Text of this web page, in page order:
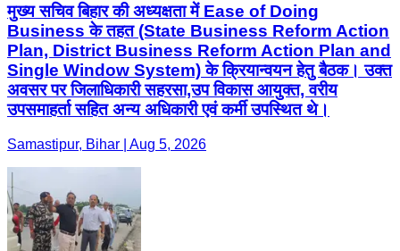
मुख्य सचिव बिहार की अध्यक्षता में Ease of Doing
Business के तहत (State Business Reform Action
Plan, District Business Reform Action Plan and
Single Window System) के क्रियान्वयन हेतु बैठक। उक्त
अवसर पर जिलाधिकारी सहरसा,उप विकास आयुक्त, वरीय
उपसमाहर्ता सहित अन्य अधिकारी एवं कर्मी उपस्थित थे।
Samastipur, Bihar | Aug 5, 2026